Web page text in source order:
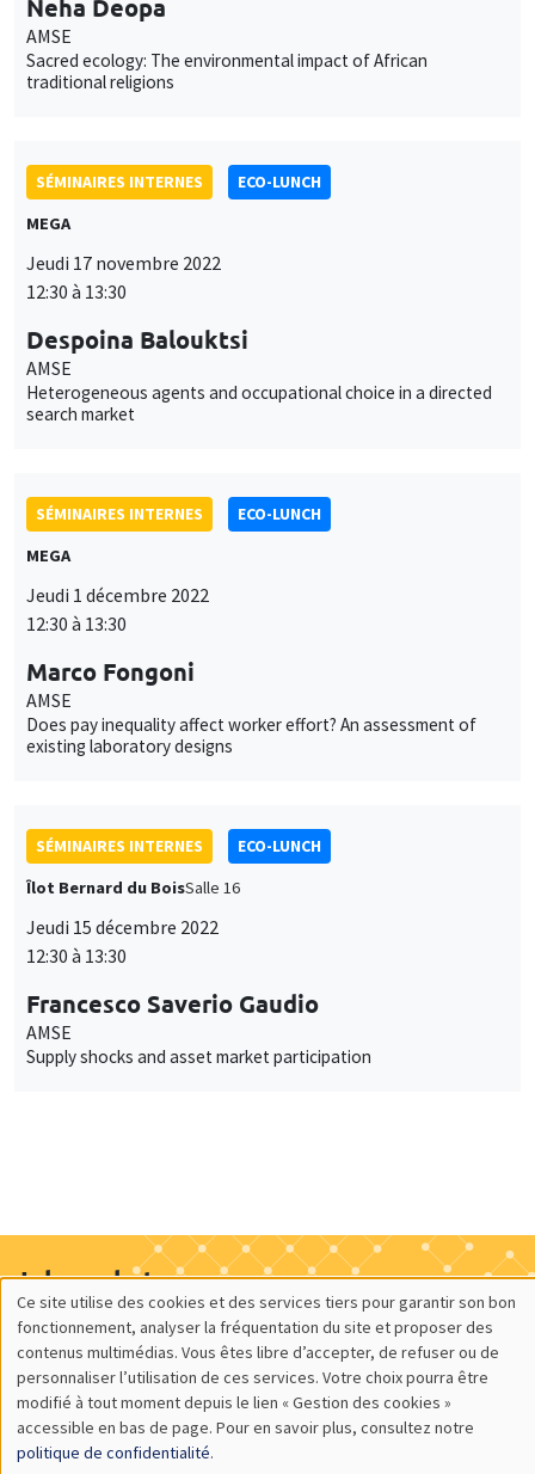
Neha Deopa
AMSE
Sacred ecology: The environmental impact of African
traditional religions
SÉMINAIRES INTERNES
ECO-LUNCH
MEGA
Jeudi 17 novembre 2022
12:30 à 13:30
Despoina Balouktsi
AMSE
Heterogeneous agents and occupational choice in a directed
search market
SÉMINAIRES INTERNES
ECO-LUNCH
MEGA
Jeudi 1 décembre 2022
12:30 à 13:30
Marco Fongoni
AMSE
Does pay inequality affect worker effort? An assessment of
existing laboratory designs
SÉMINAIRES INTERNES
ECO-LUNCH
Îlot Bernard du BoisSalle 16
Jeudi 15 décembre 2022
12:30 à 13:30
Francesco Saverio Gaudio
AMSE
Supply shocks and asset market participation
Job market
Retrouvez l'ensemble de nos candidats disponibles
actuellement sur le Job market
Candidats
À propos
Utilisation
des
données
personnelles
Ce site utilise des cookies et des services tiers pour garantir son bon
fonctionnement, analyser la fréquentation du site et proposer des
contenus multimédias. Vous êtes libre d’accepter, de refuser ou de
personnaliser l’utilisation de ces services. Votre choix pourra être
modifié à tout moment depuis le lien « Gestion des cookies »
accessible en bas de page. Pour en savoir plus, consultez notre
politique de confidentialité.